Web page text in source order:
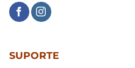
SUPORTE